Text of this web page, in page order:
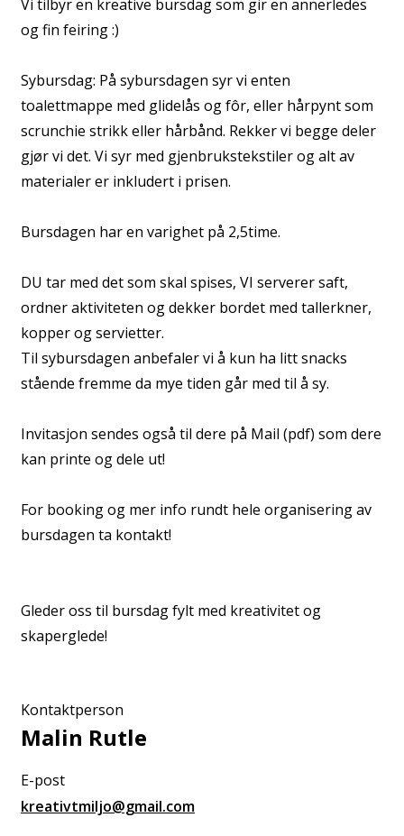
Kontaktperson
Malin Rutle
E-post
kreativtmiljo@gmail.com
Vi tilbyr en kreative bursdag som gir en annerledes
og fin feiring :)
Sybursdag: På sybursdagen syr vi enten
toalettmappe med glidelås og fôr, eller hårpynt som
scrunchie strikk eller hårbånd. Rekker vi begge deler
gjør vi det. Vi syr med gjenbrukstekstiler og alt av
materialer er inkludert i prisen.
Bursdagen har en varighet på 2,5time.
DU tar med det som skal spises, VI serverer saft,
ordner aktiviteten og dekker bordet med tallerkner,
kopper og servietter.
Til sybursdagen anbefaler vi å kun ha litt snacks
stående fremme da mye tiden går med til å sy.
Invitasjon sendes også til dere på Mail (pdf) som dere
kan printe og dele ut!
For booking og mer info rundt hele organisering av
bursdagen ta kontakt!
Gleder oss til bursdag fylt med kreativitet og
skaperglede!